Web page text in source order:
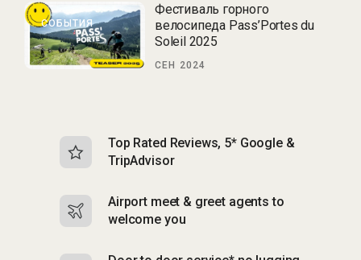
СОБЫТИЯ
Фестиваль горного
велосипеда Pass’Portes du
Soleil 2025
СЕН 2024
Top Rated Reviews, 5* Google &
TripAdvisor
Airport meet & greet agents to
welcome you